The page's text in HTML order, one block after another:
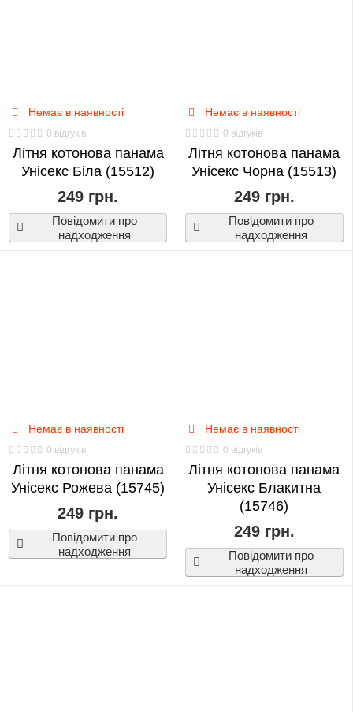
NANA
Naruto
Red
Velvet
Seventeen
Немає в наявності
0 відгуків
Літня котонова панама
Унісекс Біла (15512)
249 грн.
Повідомити про
надходження
Немає в наявності
0 відгуків
Літня котонова панама
Унісекс Чорна (15513)
249 грн.
Повідомити про
надходження
Немає в наявності
0 відгуків
Літня котонова панама
Унісекс Рожева (15745)
249 грн.
Повідомити про
надходження
Немає в наявності
0 відгуків
Літня котонова панама
Унісекс Блакитна
(15746)
249 грн.
Повідомити про
надходження